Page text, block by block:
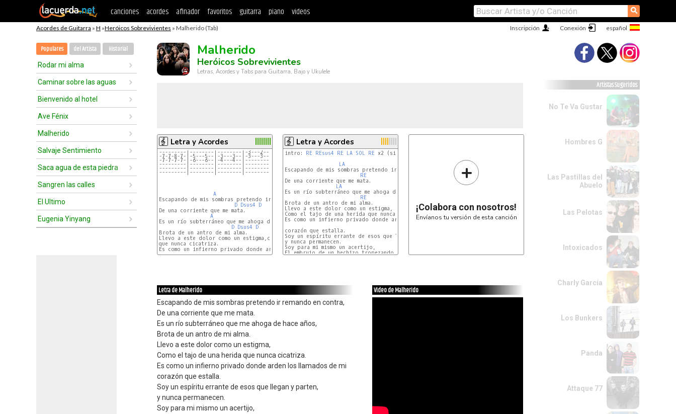
canciones acordes afinador favoritos guitarra piano videos ⚲
Acordes de Guitarra » H »Heróicos Sobrevivientes » Malherido (Tab) Conexión
Inscripción
Populares del Artista Historial
Rodar mi alma
Caminar sobre las aguas
Bienvenido al hotel
Ave Fénix
Malherido
Salvaje Sentimiento
Saca agua de esta piedra
Sangren las calles
El Ultimo
Eugenia Yinyang
Malherido
Heróicos Sobrevivientes
Letras, Acordes y Tabs para Guitarra, Bajo y Ukulele
Letra y Acordes
---------|--------|--------|-3---2--|---------|--------|--------|-3---2--|
-7-7-8-7-|-5---5--|-3---3--|-3---3--|-7-7-8-7-|-5---5--|-3---3--|-3---3--|
-7-7-7-7-|-6---6--|-4---4--|--------|-7-7-7-7-|-6---6--|-4---4--|--------|
---------|--------|--------|--------|---------|--------|--------|--------|
---------|--------|--------|--------|---------|--------|--------|--------|
---------|--------|--------|--------|---------|--------|--------|--------|
A
G
Escapando de mis sombras pretendo ir remando en contra,
D Dsus4
D
De una corriente que me mata.
A
G
Es un río subterráneo que me ahoga de hace años,
D Dsus4
D
Brota de un antro de mi alma.
Llevo a este dolor como un estigma,como el tajo de una herida
que nunca cicatriza.
Letra y Acordes
intro: RE REsus4 RE LA SOL RE x2 (sigue toda igual)
LA
Escapando de mis sombras pretendo ir remando en contra,
RE
De una corriente que me mata.
LA
Es un río subterráneo que me ahoga de hace años,
RE
Brota de un antro de mi alma.
Llevo a este dolor como un estigma,
Como el tajo de una herida que nunca cicatriza.
Es como un infierno privado donde arden los llamados de mi
corazón que estalla.
Soy un espíritu errante de esos que llegan y parten,
y nunca permanecen.
Soy para mi mismo un acertijo,
El embrujo de un hechizo tropezando entre la gente.
+
¡Colabora con nosotros!
Envíanos tu versión de esta canción
Letra de Malherido
Escapando de mis sombras pretendo ir remando en contra,
De una corriente que me mata.
Es un río subterráneo que me ahoga de hace años,
Brota de un antro de mi alma.
Llevo a este dolor como un estigma,
Como el tajo de una herida que nunca cicatriza.
Es como un infierno privado donde arden los llamados de mi
corazón que estalla.
Soy un espíritu errante de esos que llegan y parten,
y nunca permanecen.
Soy para mi mismo un acertijo,
Video de Malherido
Artistas Sugeridos
No Te Va Gustar
Hombres G
Las Pastillas del
Abuelo
Las Pelotas
Intoxicados
Charly García
Los Bunkers
Panda
Attaque 77